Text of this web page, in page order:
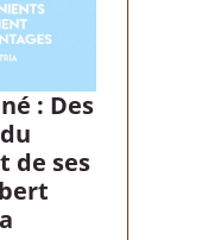
: Des
de ses